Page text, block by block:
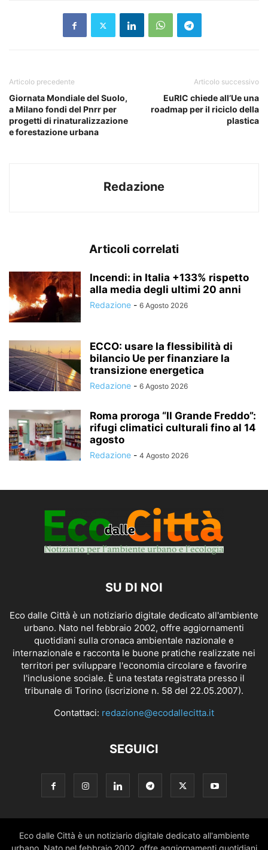
Articolo precedente
Giornata Mondiale del Suolo,
a Milano fondi del Pnrr per
progetti di rinaturalizzazione
e forestazione urbana
Articolo successivo
EuRIC chiede all’Ue una
roadmap per il riciclo della
plastica
Redazione
Articoli correlati
Incendi: in Italia +133% rispetto
alla media degli ultimi 20 anni
Redazione - 6 Agosto 2026
ECCO: usare la flessibilità di
bilancio Ue per finanziare la
transizione energetica
Redazione - 6 Agosto 2026
Roma proroga “Il Grande Freddo”:
rifugi climatici culturali fino al 14
agosto
Redazione - 4 Agosto 2026
SU DI NOI
Eco dalle Città è un notiziario digitale dedicato all'ambiente
urbano. Nato nel febbraio 2002, offre aggiornamenti
quotidiani sulla cronaca ambientale nazionale e
internazionale e racconta le buone pratiche realizzate nei
territori per sviluppare l'economia circolare e favorire
l'inclusione sociale. È una testata registrata presso il
tribunale di Torino (iscrizione n. 58 del 22.05.2007).
Contattaci: redazione@ecodallecitta.it
SEGUICI
Eco dalle Città è un notiziario digitale dedicato all'ambiente
urbano. Nato nel febbraio 2002, offre aggiornamenti quotidiani